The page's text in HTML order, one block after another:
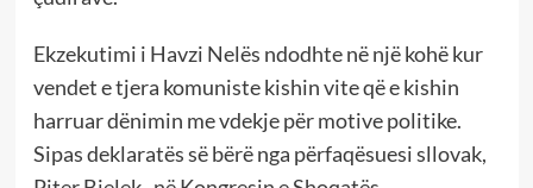
Ekzekutimi i Havzi Nelës ndodhte në një kohë kur
vendet e tjera komuniste kishin vite që e kishin
harruar dënimin me vdekje për motive politike.
Sipas deklaratës së bërë nga përfaqësuesi sllovak,